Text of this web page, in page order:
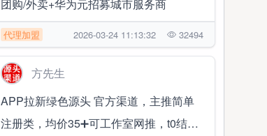
团购/外卖+华为元招募城市服务商
代理加盟 2026-03-24 11:13:32 32494
方先生
APP拉新绿色源头 官方渠道，主推简单
注册类，均价35➕可工作室网推，t0结算